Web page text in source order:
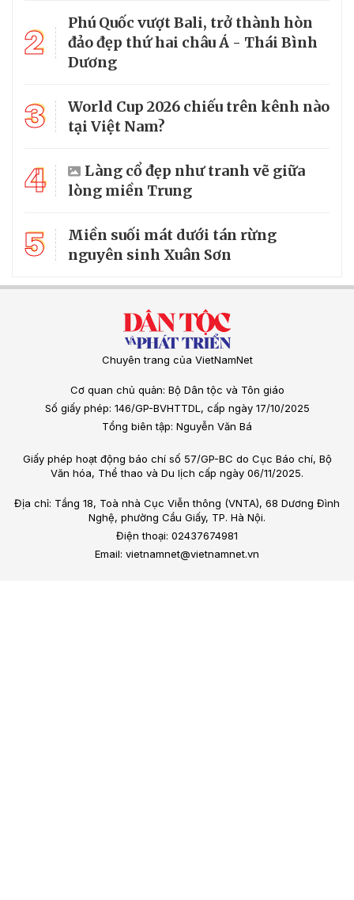
2
Phú Quốc vượt Bali, trở thành hòn
đảo đẹp thứ hai châu Á - Thái Bình
Dương
3
World Cup 2026 chiếu trên kênh nào
tại Việt Nam?
4
Làng cổ đẹp như tranh vẽ giữa
lòng miền Trung
5
Miền suối mát dưới tán rừng
nguyên sinh Xuân Sơn
Chuyên trang của VietNamNet
Cơ quan chủ quản: Bộ Dân tộc và Tôn giáo
Số giấy phép: 146/GP-BVHTTDL, cấp ngày 17/10/2025
Tổng biên tập: Nguyễn Văn Bá
Giấy phép hoạt động báo chí số 57/GP-BC do Cục Báo chí, Bộ
Văn hóa, Thể thao và Du lịch cấp ngày 06/11/2025.
Địa chỉ: Tầng 18, Toà nhà Cục Viễn thông (VNTA), 68 Dương Đình
Nghệ, phường Cầu Giấy, TP. Hà Nội.
Điện thoại: 02437674981
Email: vietnamnet@vietnamnet.vn